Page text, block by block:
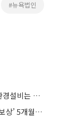
#뉴욕법인
현대건설, 아파트·토건·건축 1위…산업·환경설비는 삼성E&A
용적률 높여 임대 더 지으라더니…‘제값 보상’ 5개월째 국회에 발목